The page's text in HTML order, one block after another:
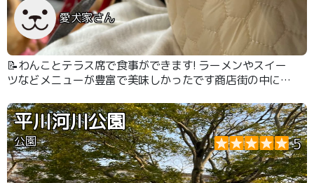
愛犬家さん
📝わんことテラス席で食事ができます! ラーメンやスイー
ツなどメニューが豊富で美味しかったです商店街の中にあ
平川河川公園
公園 5